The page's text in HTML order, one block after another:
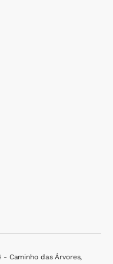
- Caminho das Árvores,